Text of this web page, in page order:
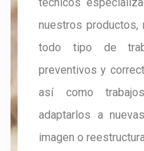
nuestros productos,
todo tipo de
preventivos y
así como
adaptarlos a
imagen o